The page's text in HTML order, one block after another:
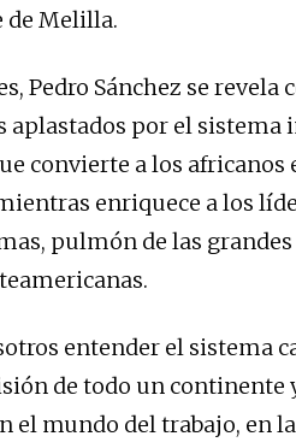
de Melilla.
Pedro Sánchez se revela
aplastados por el
convierte a los africanos
enriquece a los
pulmón de las
entender el sistema
de todo un continente
el mundo del trabajo, en